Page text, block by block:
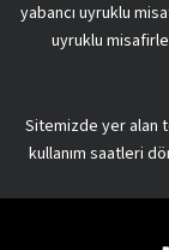
yabancı uyruklu
uyruklu
Sitemizde yer alan
kullanım saatleri